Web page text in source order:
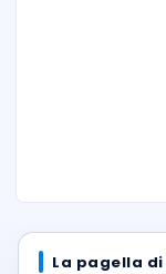
La pagella